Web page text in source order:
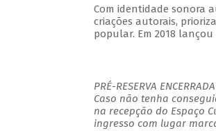
Com identidade sonora
criações autorais,
popular. Em 2018
PRÉ-RESERVA ENCERRADA
Caso não tenha
na recepção do Espaço
ingresso com lugar